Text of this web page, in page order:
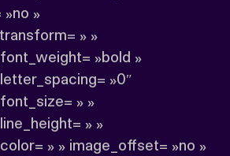
»
» »
»bold »
»0″
» »
» »
» » image_offset= »no »